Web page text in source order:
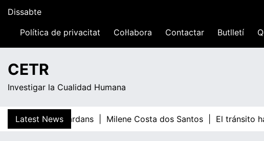
content
Dissabte
04:58Política de privacitat Col·labora Contactar Butlletí
CETR
Investigar la Cualidad Humana
Latest News
Teresa Guardans | Milene Costa dos Santos | El tránsito